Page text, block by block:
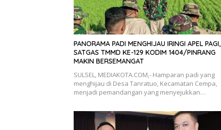
PANORAMA PADI MENGHIJAU IRINGI APEL PAGI,
SATGAS TMMD KE-129 KODIM 1404/PINRANG
MAKIN BERSEMANGAT
SULSEL, MEDIAKOTA.COM,- Hamparan padi yang
menghijau di Desa Tanratuo, Kecamatan Cempa,
menjadi pemandangan yang menyejukkan…